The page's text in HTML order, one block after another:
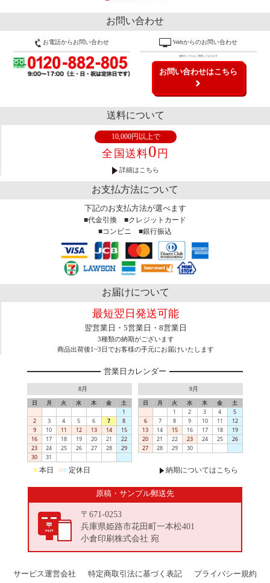
お問い合わせ
お電話からお問い合わせ Webからのお問い合わせ
無料サンプルもご用意しております
お問い合わせはこちら
送料について
10,000円以上で
全国送料0 円
詳細はこちら
お支払方法について
下記のお支払方法が選べます
■代金引換 ■クレジットカード
■コンビニ ■銀行振込
お届けについて
最短翌日発送可能
翌営業日・5営業日・8営業日
3種類の納期がございます
商品出荷後1~3日でお客様の手元にお届けいたします
営業日カレンダー
8月
日 月 火 水 木 金
土
1
2
3 4 5 6 7
8
9
10 11 12 13 14
15
16
17 18 19 20 21
22
23
24 25 26 27 28
29
30
31
9月
日 月 火 水 木 金
土
1
2 3 4
5
6
7 8 9 10 11
12
13
14 15 16 17 18
19
20
21 22 23 24 25
26
27
28 29 30
■ 本日 ■■ 定休日 納期についてはこちら
原稿・サンプル郵送先
〒671-0253
兵庫県姫路市花田町一本松401
小倉印刷株式会社 宛
サービス運営会社 特定商取引法に基づく表記 プライバシー規約